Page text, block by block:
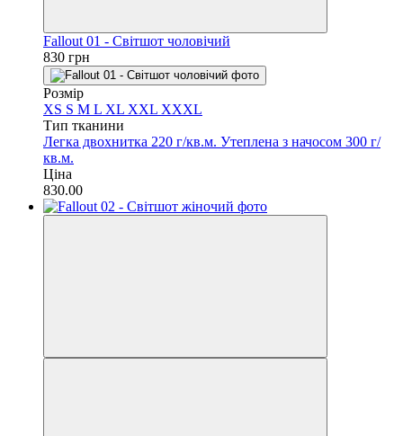
Fallout 01 - Світшот чоловічий
830 грн
Розмір
XS S M L XL XXL XXXL
Тип тканини
Легка двохнитка 220 г/кв.м. Утеплена з начосом 300 г/
кв.м.
Ціна
830.00